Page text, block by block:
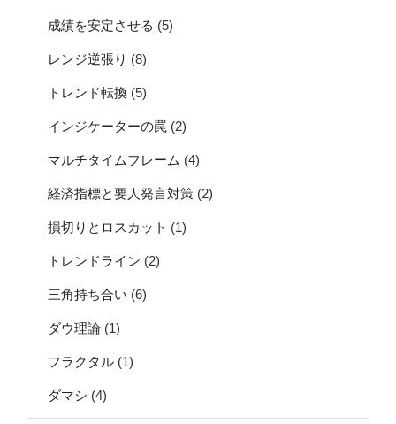
成績を安定させる (5)
レンジ逆張り (8)
トレンド転換 (5)
インジケーターの罠 (2)
マルチタイムフレーム (4)
経済指標と要人発言対策 (2)
損切りとロスカット (1)
トレンドライン (2)
三角持ち合い (6)
ダウ理論 (1)
フラクタル (1)
ダマシ (4)